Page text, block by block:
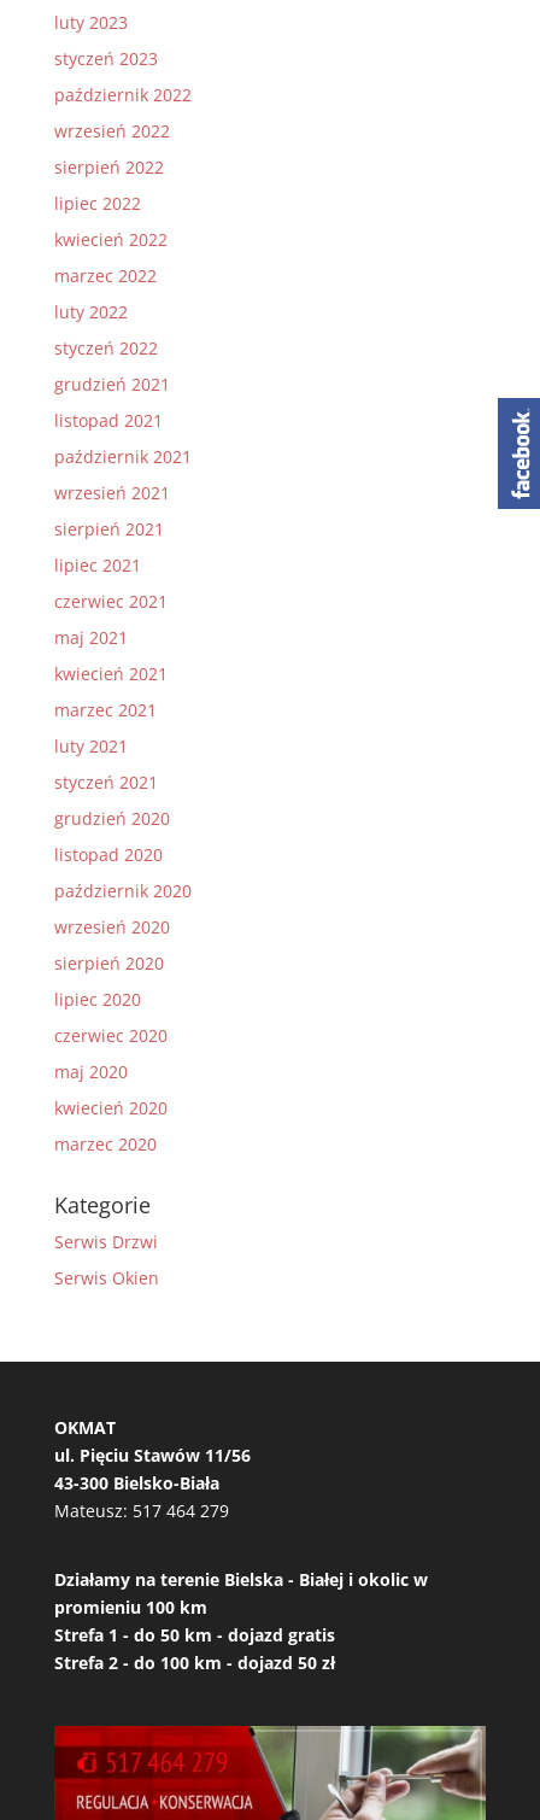
luty 2023
styczeń 2023
październik 2022
wrzesień 2022
sierpień 2022
lipiec 2022
kwiecień 2022
marzec 2022
luty 2022
styczeń 2022
grudzień 2021
listopad 2021
październik 2021
wrzesień 2021
sierpień 2021
lipiec 2021
czerwiec 2021
maj 2021
kwiecień 2021
marzec 2021
luty 2021
styczeń 2021
grudzień 2020
listopad 2020
październik 2020
wrzesień 2020
sierpień 2020
lipiec 2020
czerwiec 2020
maj 2020
kwiecień 2020
marzec 2020
Kategorie
Serwis Drzwi
Serwis Okien
OKMAT
ul. Pięciu Stawów 11/56
43-300 Bielsko-Biała
Mateusz: 517 464 279
Działamy na terenie Bielska - Białej i okolic w
promieniu 100 km
Strefa 1 - do 50 km - dojazd gratis
Strefa 2 - do 100 km - dojazd 50 zł